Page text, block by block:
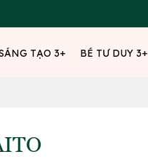
TẠO 3+ BÉ TƯ DUY 3+